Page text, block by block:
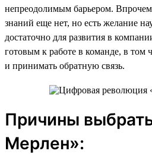
непреодолимым барьером.
знаний еще нет, но есть желание
достаточно для развития в
готовым к работе в команде, в том
и принимать обратную связь.
Причины
Мерлен»: